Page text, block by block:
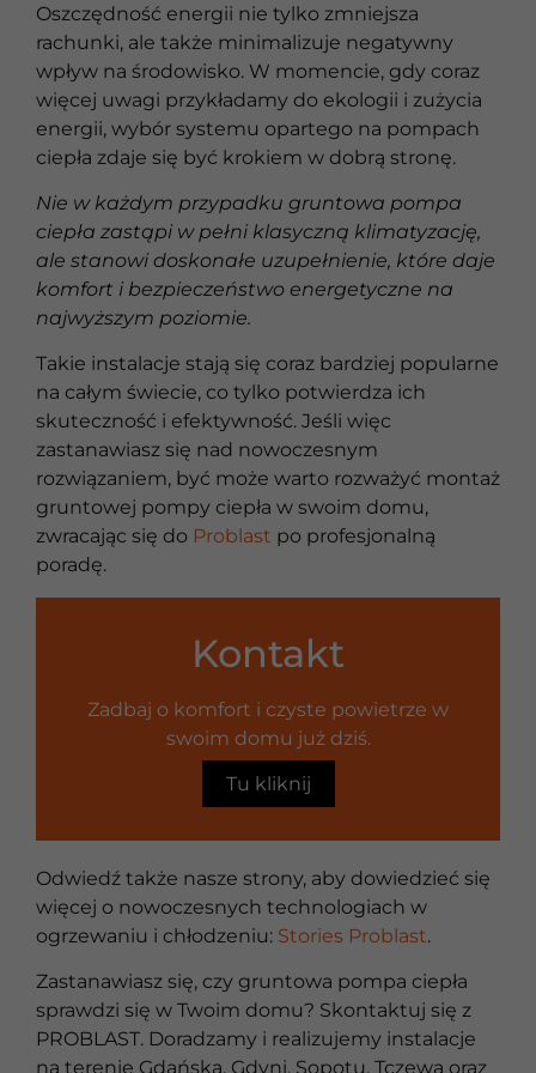
Oszczędność energii nie tylko zmniejsza
rachunki, ale także minimalizuje negatywny
wpływ na środowisko. W momencie, gdy coraz
więcej uwagi przykładamy do ekologii i zużycia
energii, wybór systemu opartego na pompach
ciepła zdaje się być krokiem w dobrą stronę.
Nie w każdym przypadku gruntowa pompa
ciepła zastąpi w pełni klasyczną klimatyzację,
ale stanowi doskonałe uzupełnienie, które daje
komfort i bezpieczeństwo energetyczne na
najwyższym poziomie.
Takie instalacje stają się coraz bardziej popularne
na całym świecie, co tylko potwierdza ich
skuteczność i efektywność. Jeśli więc
zastanawiasz się nad nowoczesnym
rozwiązaniem, być może warto rozważyć montaż
gruntowej pompy ciepła w swoim domu,
zwracając się do Problast po profesjonalną
poradę.
Kontakt
Zadbaj o komfort i czyste powietrze w
swoim domu już dziś.
Tu kliknij
Odwiedź także nasze strony, aby dowiedzieć się
więcej o nowoczesnych technologiach w
ogrzewaniu i chłodzeniu: Stories Problast.
Zastanawiasz się, czy gruntowa pompa ciepła
sprawdzi się w Twoim domu? Skontaktuj się z
PROBLAST. Doradzamy i realizujemy instalacje
na terenie Gdańska, Gdyni, Sopotu, Tczewa oraz